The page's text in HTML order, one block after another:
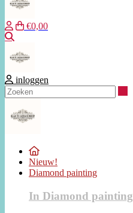
€0,00
inloggen
Nieuw!
Diamond painting
In Diamond painting